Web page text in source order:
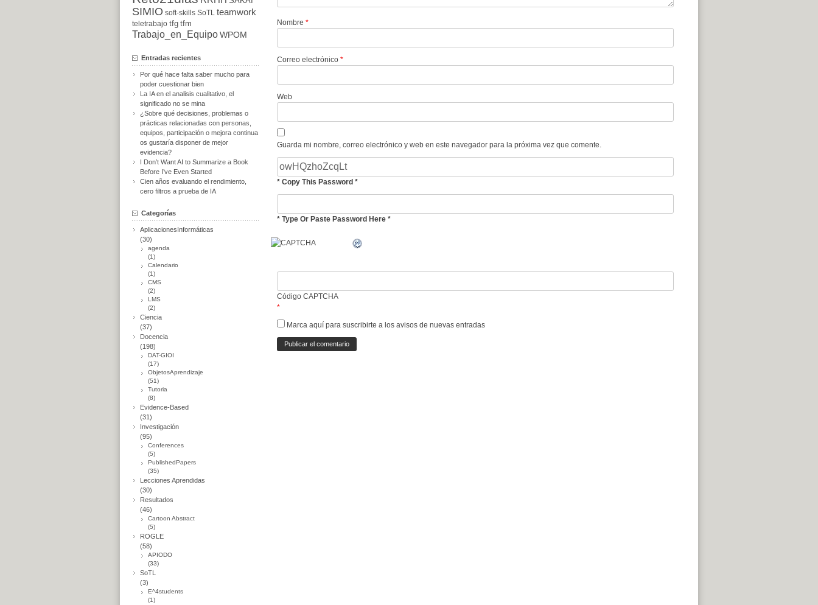
Nombre *
Correo electrónico *
Web
Guarda mi nombre, correo electrónico y web en este navegador para la próxima vez que comente.
* Copy This Password *
* Type Or Paste Password Here *
Código CAPTCHA
*
Marca aquí para suscribirte a los avisos de nuevas entradas
SIMIO soft-skills SoTL teamwork
teletrabajo tfg tfm
Trabajo_en_EquipoWPOM
Entradas recientes
Por qué hace falta saber mucho para
poder cuestionar bien
La IA en el analisis cualitativo, el
significado no se mina
¿Sobre qué decisiones, problemas o
prácticas relacionadas con personas,
equipos, participación o mejora continua
os gustaría disponer de mejor
evidencia?
I Don’t Want AI to Summarize a Book
Before I’ve Even Started
Cien años evaluando el rendimiento,
cero filtros a prueba de IA
Categorías
AplicacionesInformáticas
(30)
agenda
(1)
Calendario
(1)
CMS
(2)
LMS
(2)
Ciencia
(37)
Docencia
(198)
DAT-GIOI
(17)
ObjetosAprendizaje
(51)
Tutoria
(8)
Evidence-Based
(31)
Investigación
(95)
Conferences
(5)
PublishedPapers
(35)
Lecciones Aprendidas
(30)
Resultados
(46)
Cartoon Abstract
(5)
ROGLE
(58)
APIODO
(33)
SoTL
(3)
E^4students
(1)